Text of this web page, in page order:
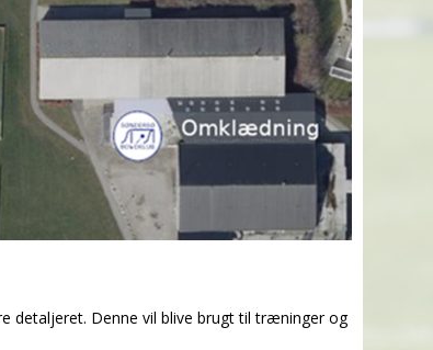
detaljeret. Denne vil blive brugt til træninger og